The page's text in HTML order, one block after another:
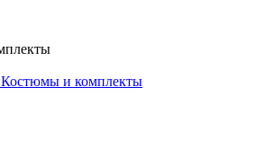
Костюмы и комплекты